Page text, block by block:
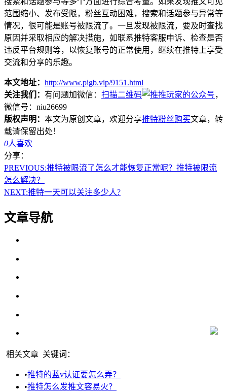
范围缩小、发布受限，粉丝互动困难，搜索和话题参与异常等
情况，很可能是账号被限流了。一旦发现被限流，要及时查找
原因并采取相应的解决措施，如联系推特客服申诉、检查是否
违反平台规则等，以恢复账号的正常使用，继续在推特上享受
交流和分享的乐趣。
本文地址： http://www.pigb.vip/9151.html
关注我们： 有问题加微信： 扫描二维码
，
微信号：niu26699
版权声明： 本文为原创文章，欢迎分享推特粉丝购买文章，转
载请保留出处！
0人喜欢
分享：
PREVIOUS:推特被限流了怎么才能恢复正常呢？推特被限流
怎么解决？
NEXT:推特一天可以关注多少人?
文章导航
相关文章 关键词：
•推特的蓝v认证要怎么弄？
•推特怎么发推文容易火？